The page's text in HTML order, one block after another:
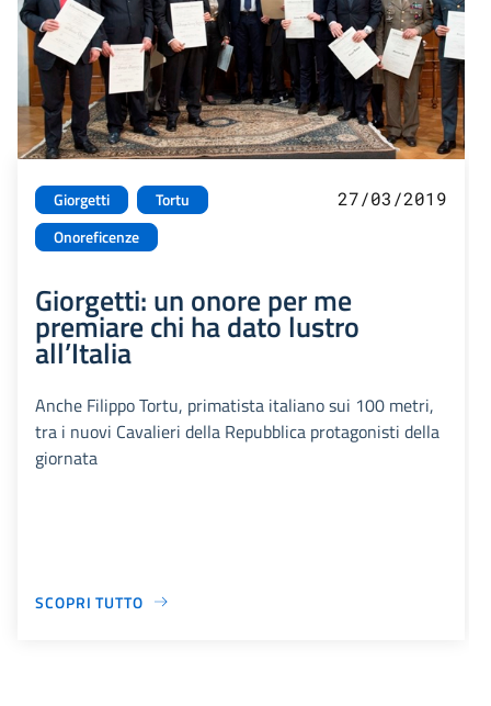
Giorgetti
Tortu
Onoreficenze
27/03/2019
Giorgetti: un onore per me
premiare chi ha dato lustro
all’Italia
Anche Filippo Tortu, primatista italiano sui 100 metri,
tra i nuovi Cavalieri della Repubblica protagonisti della
giornata
SCOPRI TUTTO